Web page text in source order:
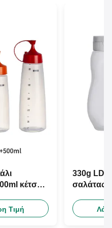
κέτσαπ
Τιμή
330g
σαλάτας
ΚΑΠ